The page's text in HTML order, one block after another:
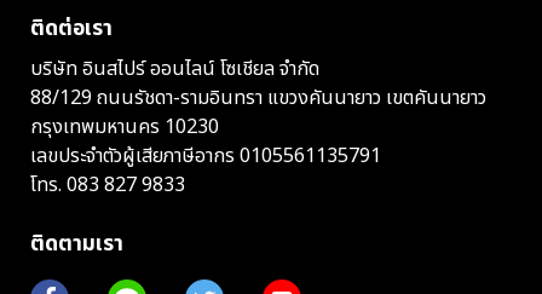
ติดต่อเรา
บริษัท อินสไปร์ ออนไลน์ โซเชียล จำกัด
88/129 ถนนรัชดา-รามอินทรา แขวงคันนายาว เขตคันนายาว
กรุงเทพมหานคร 10230
เลขประจำตัวผู้เสียภาษีอากร 0105561135791
โทร. 083 827 9833
ติดตามเรา